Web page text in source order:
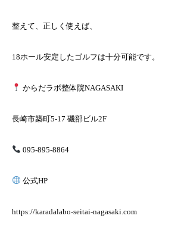
整えて、正しく使えば、
18ホール安定したゴルフは十分可能です。
からだラボ整体院NAGASAKI
長崎市築町5-17 磯部ビル2F
095-895-8864
公式HP
https://karadalabo-seitai-nagasaki.com